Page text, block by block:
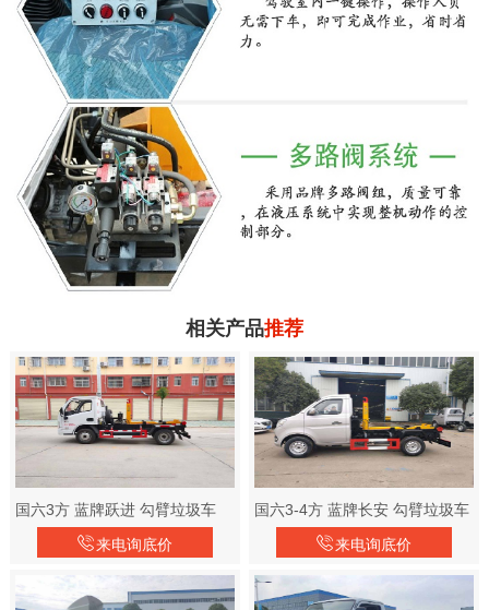
相关产品推荐
国六3方 蓝牌跃进 勾臂垃圾车
来电询底价
国六3-4方 蓝牌长安 勾臂垃圾车
来电询底价